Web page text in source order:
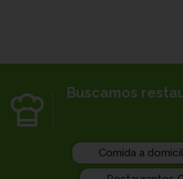
Buscamos
Comida a